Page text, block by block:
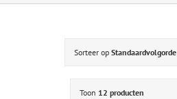
Sorteer op Standaardvolgorde
Toon 12 producten